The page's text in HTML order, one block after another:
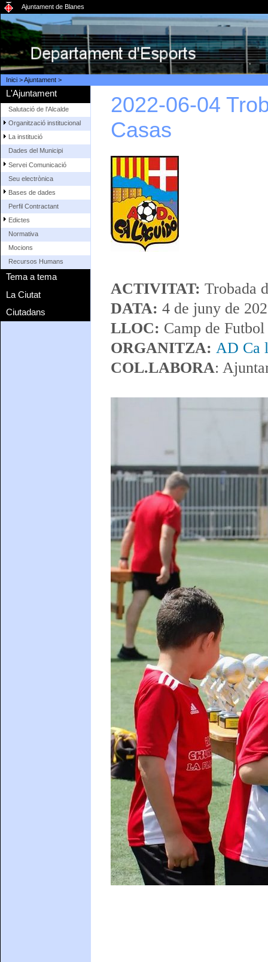
Ajuntament de Blanes
Inici>Ajuntament>
L'Ajuntament
Salutació de l'Alcalde
Organització institucional
La institució
Dades del Municipi
Servei Comunicació
Seu electrònica
Bases de dades
Perfil Contractant
Edictes
Normativa
Mocions
Recursos Humans
Tema a tema
La Ciutat
Ciutadans
2022-06-04
Casas
ACTIVITAT: Trobada
DATA: 4 de juny de
LLOC: Camp de
ORGANITZA: AD Ca
COL.LABORA: